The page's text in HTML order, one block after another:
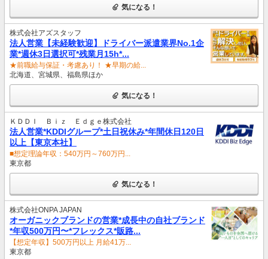
気になる！
株式会社アズスタッフ
法人営業【未経験歓迎】ドライバー派遣業界No.1企
業*週休3日選択可*残業月15h*...
★前職給与保証・考慮あり！ ★早期の給...
北海道、宮城県、福島県ほか
気になる！
ＫＤＤＩ Ｂｉｚ Ｅｄｇｅ株式会社
法人営業*KDDIグループ*土日祝休み*年間休日120日
以上【東京本社】
■想定理論年収：540万円～760万円...
東京都
気になる！
株式会社ONPA JAPAN
オーガニックブランドの営業*成長中の自社ブランド
*年収500万円〜*フレックス*販路...
【想定年収】500万円以上 月給41万...
東京都